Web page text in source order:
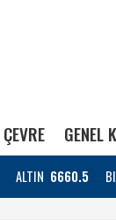
ÇEVRE GENEL
ALTIN 6660.5